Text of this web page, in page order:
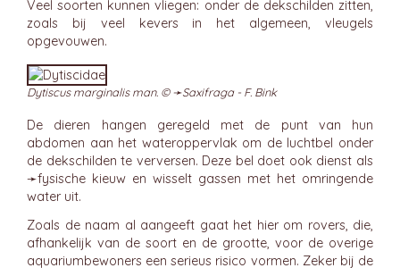
Veel soorten kunnen vliegen: onder de dekschilden zitten,
zoals bij veel kevers in het algemeen, vleugels
opgevouwen.
Dytiscus marginalis man. © ➛Saxifraga - F. Bink
De dieren hangen geregeld met de punt van hun
abdomen aan het wateroppervlak om de luchtbel onder
de dekschilden te verversen. Deze bel doet ook dienst als
➛fysische kieuw en wisselt gassen met het omringende
water uit.
Zoals de naam al aangeeft gaat het hier om rovers, die,
afhankelijk van de soort en de grootte, voor de overige
aquariumbewoners een serieus risico vormen. Zeker bij de